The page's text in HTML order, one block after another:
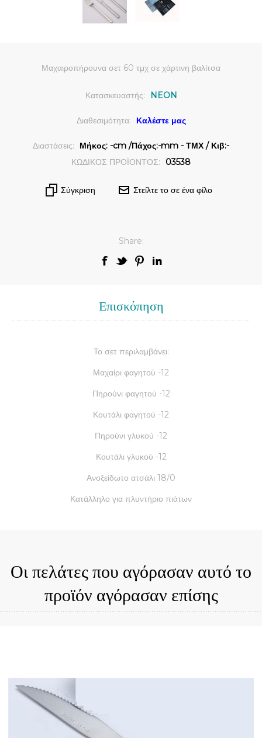
Μαχαιροπήρουνα σετ 60 τμχ σε χάρτινη βαλίτσα
Κατασκευαστής: NEON
Διαθεσιμότητα: Καλέστε μας
Διαστάσεις:
Μήκος: -cm /Πάχος:-mm - ΤΜΧ / Κιβ:-
ΚΩΔΙΚΟΣ ΠΡΟΪΟΝΤΟΣ:
03538
Σύγκριση Στείλτε το σε ένα φίλο
Share:
Επισκόπηση
Το σετ περιλαμβάνει:
Μαχαίρι φαγητού -12
Πηρούνι φαγητού -12
Κουτάλι φαγητού -12
Πηρούνι γλυκού -12
Κουτάλι γλυκού -12
Ανοξείδωτο ατσάλι 18/0
Κατάλληλο για πλυντήριο πιάτων
Οι πελάτες που αγόρασαν αυτό το
προϊόν αγόρασαν επίσης